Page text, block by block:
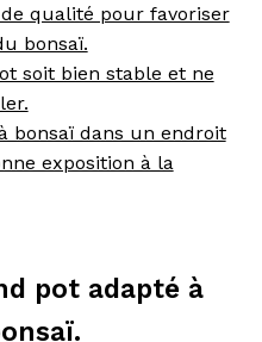
qualité pour favoriser
bonsaï.
soit bien stable et ne
bonsaï dans un endroit
exposition à la
pot adapté à